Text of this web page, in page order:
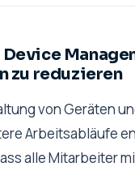
zu reduzieren
von Geräten
Arbeitsabläufe
alle Mitarbeiter